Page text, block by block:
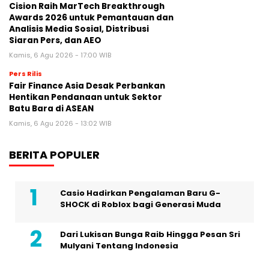
Cision Raih MarTech Breakthrough
Awards 2026 untuk Pemantauan dan
Analisis Media Sosial, Distribusi
Siaran Pers, dan AEO
Kamis, 6 Agu 2026 - 17:00 WIB
Pers Rilis
Fair Finance Asia Desak Perbankan
Hentikan Pendanaan untuk Sektor
Batu Bara di ASEAN
Kamis, 6 Agu 2026 - 13:02 WIB
BERITA POPULER
Casio Hadirkan Pengalaman Baru G-
SHOCK di Roblox bagi Generasi Muda
Dari Lukisan Bunga Raib Hingga Pesan Sri
Mulyani Tentang Indonesia